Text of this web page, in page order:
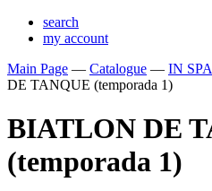
search
my account
Main Page — Catalogue — IN
DE TANQUE (temporada 1)
BIATLON DE
(temporada 1)